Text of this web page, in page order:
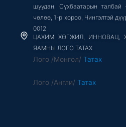
шуудан, Сүхбаатарын
чөлөө, 1-р хороо, Чингэлтэй
0012
ЦАХИМ ХӨГЖИЛ, ИННОВАЦ,
ЯАМНЫ ЛОГО ТАТАХ
Лого /Монгол/ Татах
Лого /Англи/ Татах